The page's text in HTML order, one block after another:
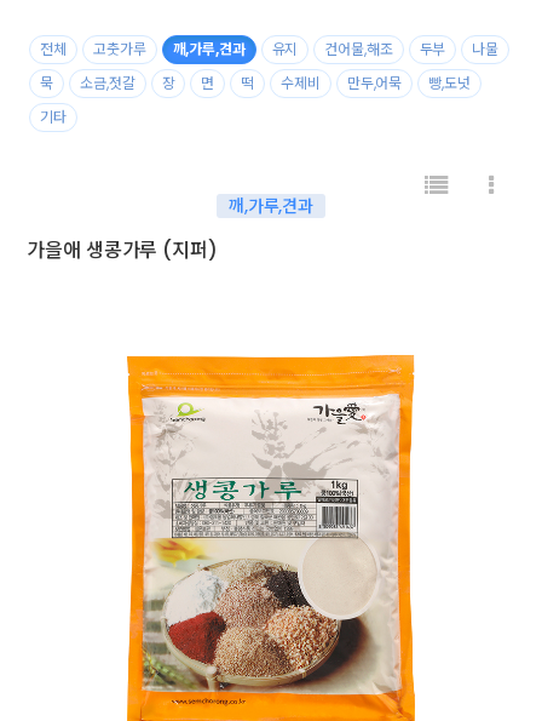
전체 고춧가루 깨,가루,견과 유지 건어물,해조 두부
나물
묵
소금,젓갈 장 면 떡 수제비 만두,어묵
빵,도넛
기타
깨,가루,견과
가을애 생콩가루 (지퍼)